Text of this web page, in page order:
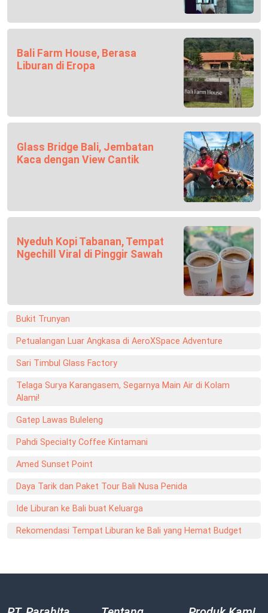
Bali Farm House, Berasa
Liburan di Eropa
Glass Bridge Bali, Jembatan
Kaca dengan View Cantik
Nyeduh Kopi Tabanan, Tempat
Ngechill Viral di Pinggir Sawah
Bukit Trunyan
Petualangan Luar Angkasa di AeroXSpace Adventure
Sari Timbul Glass Factory
Telaga Surya Karangasem, Segarnya Main Air di Kolam
Alami!
Gatep Lawas Buleleng
Pahdi Specialty Coffee Kintamani
Amed Sunset Point
Daya Tarik dan Paket Tour Bali Nusa Penida
Ide Liburan ke Bali buat Keluarga
Rekomendasi Tempat Liburan ke Bali yang Hemat Budget